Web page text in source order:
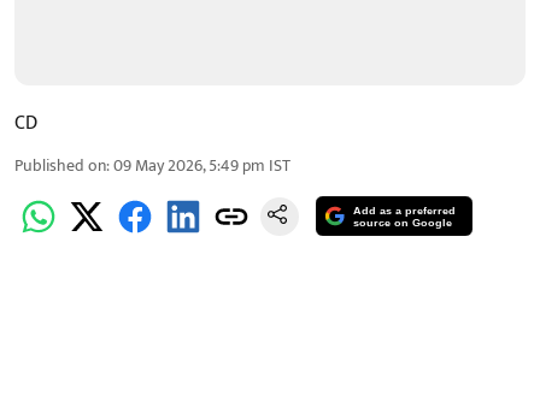
CD
Published on:09 May 2026, 5:49 pm IST
Add as a preferred
source on Google